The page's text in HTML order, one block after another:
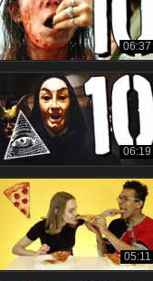
06:37
06:19
05:11